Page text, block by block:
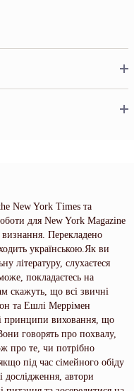
New York Times та
для New York Magazine
визнання. Перекладено
українською.Як ви
літературу, слухаєтеся
покладаєтесь на
скажуть, що всі звичні
та Ешлі Меррімен
принципи виховання, що
говорять про похвалу,
про те, чи потрібно
під час сімейного обіду
дослідження, автори